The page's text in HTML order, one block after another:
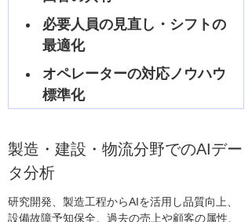
必要人員の見直し・シフトの
最適化
オペレーターの対応ノウハウ
標準化
製造・建設・物流分野でのAIデー
タ分析
研究開発、製造工程からAIを活用し品質向上、
設備故障予知保全、過去の売上や顧客の属性、